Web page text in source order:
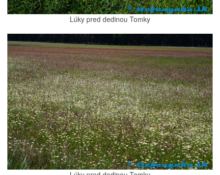
Lúky pred dedinou Tomky